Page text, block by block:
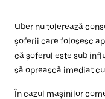
Uber nu tolerează
șoferii care folosesc
că șoferul este sub
să oprească imediat
În cazul mașinilor